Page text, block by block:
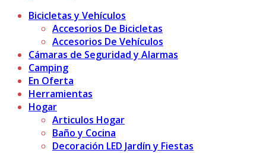
Bicicletas y Vehículos
Accesorios De Bicicletas
Accesorios De Vehículos
Cámaras de Seguridad y Alarmas
Camping
En Oferta
Herramientas
Hogar
Articulos Hogar
Baño y Cocina
Decoración LED Jardín y Fiestas